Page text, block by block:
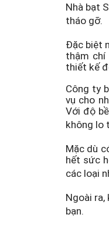
Nhà bạt
tháo gỡ.
Đặc biệt
thậm chí
thiết kế
Công ty
vụ cho
Với độ
không lo
Mặc dù
hết sức
các loại
Ngoài
bạn.